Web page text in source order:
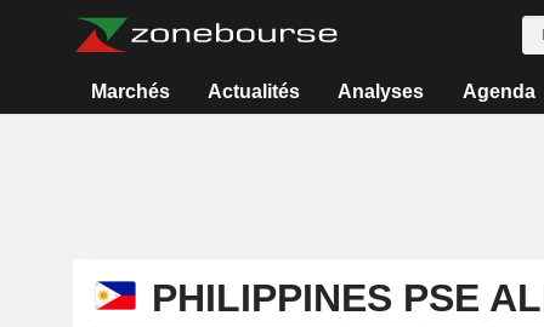
Marchés Actualités Analyses Agenda
PHILIPPINES PSE